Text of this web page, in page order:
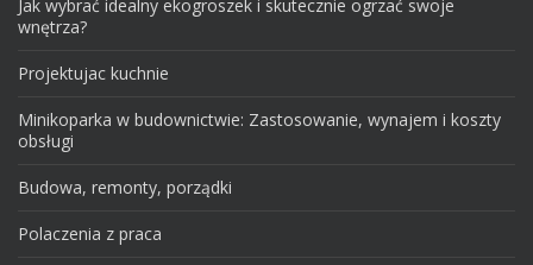
Jak wybrać idealny ekogroszek i skutecznie ogrzać swoje
wnętrza?
Projektujac kuchnie
Minikoparka w budownictwie: Zastosowanie, wynajem i koszty
obsługi
Budowa, remonty, porządki
Polaczenia z praca